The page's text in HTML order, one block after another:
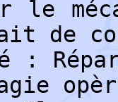
le
de
: